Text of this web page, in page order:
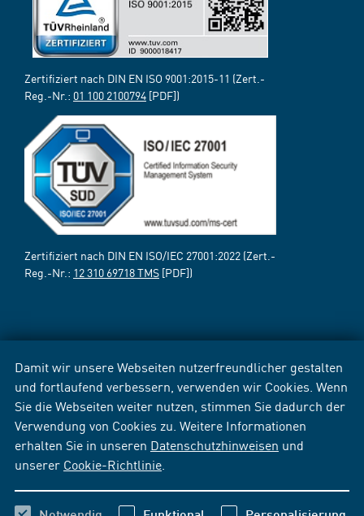
Damit wir unsere Webseiten nutzerfreundlicher gestalten
und fortlaufend verbessern, verwenden wir Cookies. Wenn
Sie die Webseiten weiter nutzen, stimmen Sie dadurch der
Verwendung von Cookies zu. Weitere Informationen
erhalten Sie in unseren Datenschutzhinweisen und
unserer Cookie-Richtlinie
Zertifiziert nach DIN EN ISO 9001:2015-11 (Zert.-
Reg.-Nr.: 01 100 2100794 [PDF])
Zertifiziert nach DIN EN ISO/IEC 27001:2022 (Zert.-
Reg.-Nr.: 12 310 69718 TMS [PDF])